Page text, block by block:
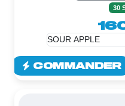
30
COMMANDER